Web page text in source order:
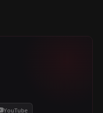
YouTube